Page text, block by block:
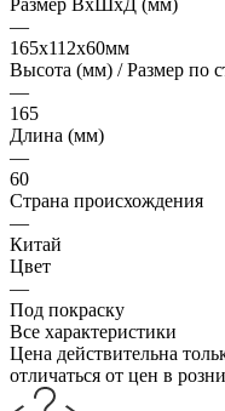
—
165x112x60мм
Высота (мм) / Размер по
—
165
Длина (мм)
—
60
Страна происхождения
—
Китай
Цвет
—
Под покраску
Все характеристики
Цена действительна
отличаться от цен в